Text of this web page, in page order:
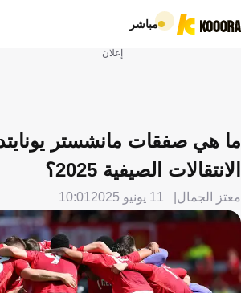
مباشر
إعلان
ما هي صفقات مانشستر
الانتقالات الصيفية 2025؟
معتز الجمال 11 يونيو 2025 10:01